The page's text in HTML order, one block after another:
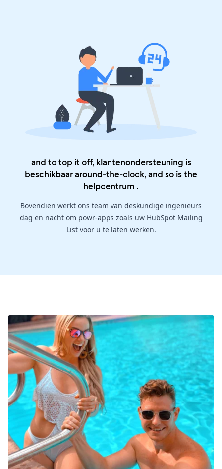
and to top it off, klantenondersteuning is
beschikbaar around-the-clock, and so is the
helpcentrum .
Bovendien werkt ons team van deskundige ingenieurs
dag en nacht om powr-apps zoals uw HubSpot Mailing
List voor u te laten werken.